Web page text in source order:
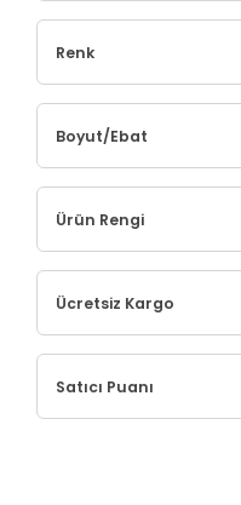
Renk
Boyut/Ebat
Ürün Rengi
Ücretsiz Kargo
Satıcı Puanı